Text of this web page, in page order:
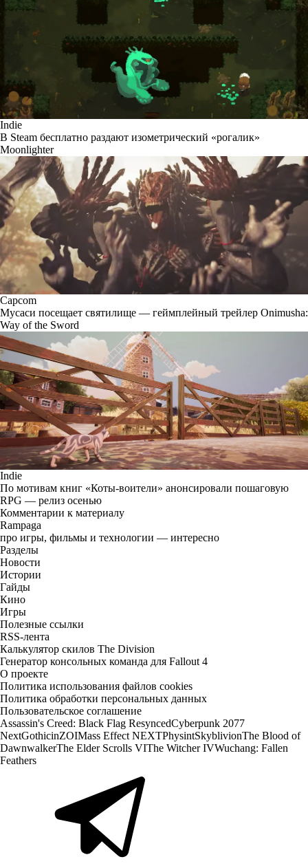
Indie
В Steam бесплатно раздают изометрический «рогалик»
Moonlighter
Capcom
Мусаси посещает святилище — геймплейный трейлер Onimusha:
Way of the Sword
Indie
По мотивам книг «Коты-воители» анонсировали пошаговую
RPG — релиз осенью
Комментарии к материалу
Rampaga
про игры, фильмы и технологии — интересно
Разделы
Новости
Истории
Гайды
Кино
Игры
Полезные ссылки
RSS-лента
Калькулятор скилов The Division
Генератор консольных команда для Fallout 4
О проекте
Политика использования файлов cookies
Политика обработки персональных данных
Пользовательское соглашение
Assassin's Creed: Black Flag ResyncedCyberpunk 2077
NextGothicinZOIMass Effect NEXTPhysintSkyblivionThe Blood of
DawnwalkerThe Elder Scrolls VIThe Witcher IVWuchang: Fallen
Feathers